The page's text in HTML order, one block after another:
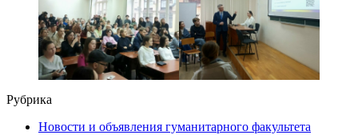
Рубрика
Новости и объявления гуманитарного факультета